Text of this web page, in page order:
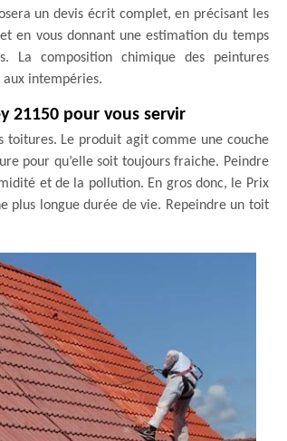
un devis écrit complet, en précisant les
en vous donnant une estimation du temps
La composition chimique des peintures
intempéries.
21150 pour vous servir
Le produit agit comme une couche
pour qu’elle soit toujours fraiche. Peindre
et de la pollution. En gros donc, le Prix
plus longue durée de vie. Repeindre un toit